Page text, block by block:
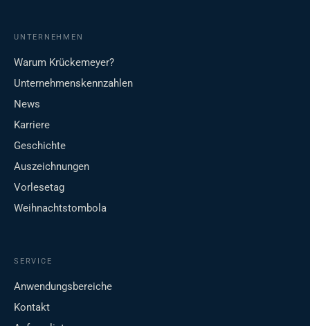
UNTERNEHMEN
Warum Krückemeyer?
Unternehmenskennzahlen
News
Karriere
Geschichte
Auszeichnungen
Vorlesetag
Weihnachtstombola
SERVICE
Anwendungsbereiche
Kontakt